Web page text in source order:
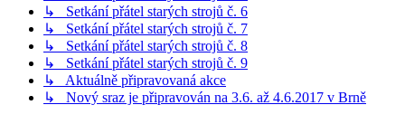
↳ Setkání přátel starých strojů č. 6
↳ Setkání přátel starých strojů č. 7
↳ Setkání přátel starých strojů č. 8
↳ Setkání přátel starých strojů č. 9
↳ Aktuálně připravovaná akce
↳ Nový sraz je připravován na 3.6. až 4.6.2017 v Brně